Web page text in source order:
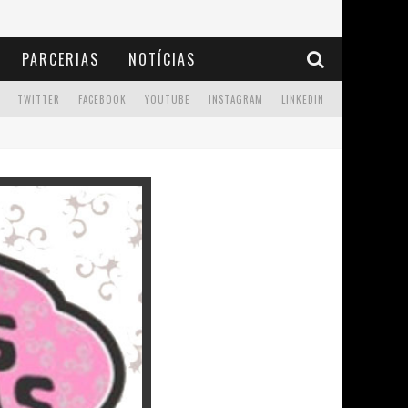
PARCERIAS NOTÍCIAS
LINKEDIN
INSTAGRAM
YOUTUBE
FACEBOOK
TWITTER